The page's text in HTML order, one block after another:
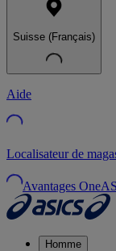
Suisse (Français)
Aide
Localisateur de
Avantages
Homme